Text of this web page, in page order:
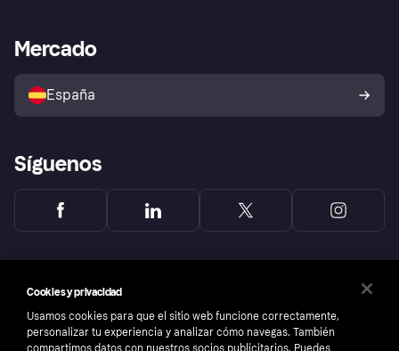
Directorio de tiendas
Política de protección al
comprador de Klarna
Reclamaciones
Acceso empresas
Mercado
España
Síguenos
Cookies y privacidad
Usamos cookies para que el sitio web funcione correctamente,
personalizar tu experiencia y analizar cómo navegas. También
compartimos datos con nuestros socios publicitarios. Puedes